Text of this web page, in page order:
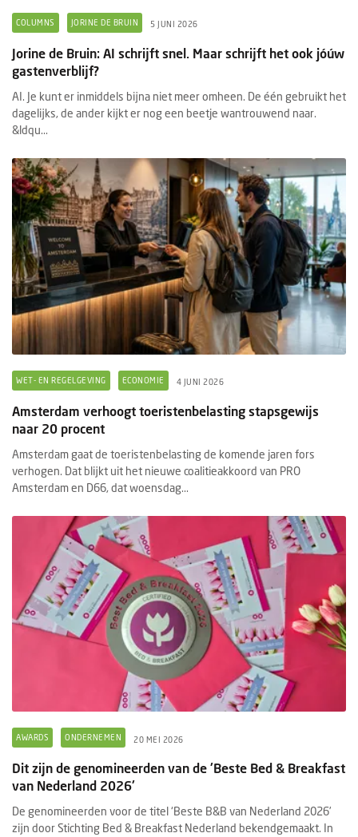
COLUMNS JORINE DE BRUIN 5 JUNI 2026
Jorine de Bruin: AI schrijft snel. Maar schrijft het ook jóúw
gastenverblijf?
AI. Je kunt er inmiddels bijna niet meer omheen. De één gebruikt het
dagelijks, de ander kijkt er nog een beetje wantrouwend naar.
&ldqu...
WET- EN REGELGEVING ECONOMIE 4 JUNI 2026
Amsterdam verhoogt toeristenbelasting stapsgewijs
naar 20 procent
Amsterdam gaat de toeristenbelasting de komende jaren fors
verhogen. Dat blijkt uit het nieuwe coalitieakkoord van PRO
Amsterdam en D66, dat woensdag...
AWARDS ONDERNEMEN 20 MEI 2026
Dit zijn de genomineerden van de 'Beste Bed & Breakfast
van Nederland 2026'
De genomineerden voor de titel ‘Beste B&B van Nederland 2026’
zijn door Stichting Bed & Breakfast Nederland bekendgemaakt. In